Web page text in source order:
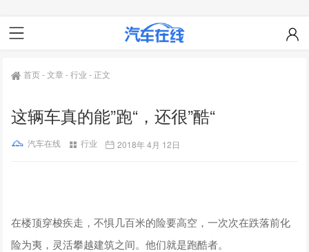
首页-文章-行业 - 正文
这辆车真的能”跑“，还很”酷“
汽车在线 行业 2018年 4月 12日
在楼顶穿梭疾走，不惧几百米的险要高空，一次次在跌落前化
险为夷，灵活攀越建筑之间。他们就是跑酷者。